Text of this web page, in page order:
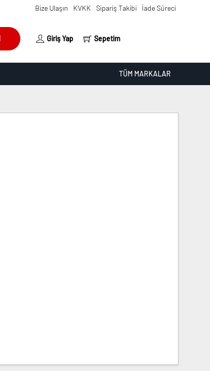
Bize Ulaşın KVKK Sipariş Takibi İade Süreci
Giriş Yap Sepetim
TÜM MARKALAR